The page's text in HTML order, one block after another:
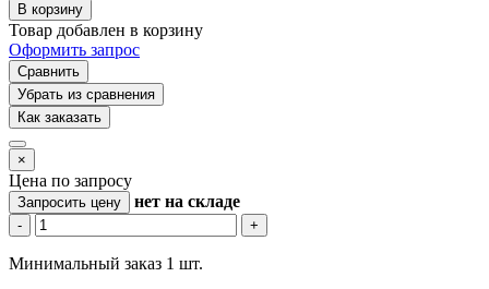
В корзину
Товар добавлен в корзину
Оформить запрос
Сравнить
Убрать из сравнения
Как заказать
×
Цена по запросу
Запросить цену нет на складе
- +
Минимальный заказ 1 шт.